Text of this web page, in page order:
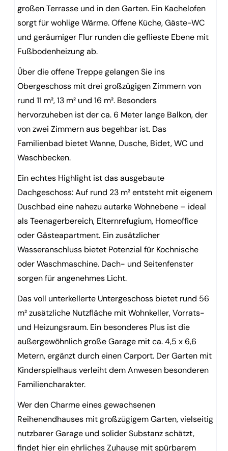
großen Terrasse und in den Garten. Ein Kachelofen
sorgt für wohlige Wärme. Offene Küche, Gäste-WC
und geräumiger Flur runden die geflieste Ebene mit
Fußbodenheizung ab.
Über die offene Treppe gelangen Sie ins
Obergeschoss mit drei großzügigen Zimmern von
rund 11 m², 13 m² und 16 m². Besonders
hervorzuheben ist der ca. 6 Meter lange Balkon, der
von zwei Zimmern aus begehbar ist. Das
Familienbad bietet Wanne, Dusche, Bidet, WC und
Waschbecken.
Ein echtes Highlight ist das ausgebaute
Dachgeschoss: Auf rund 23 m² entsteht mit eigenem
Duschbad eine nahezu autarke Wohnebene – ideal
als Teenagerbereich, Elternrefugium, Homeoffice
oder Gästeapartment. Ein zusätzlicher
Wasseranschluss bietet Potenzial für Kochnische
oder Waschmaschine. Dach- und Seitenfenster
sorgen für angenehmes Licht.
Das voll unterkellerte Untergeschoss bietet rund 56
m² zusätzliche Nutzfläche mit Wohnkeller, Vorrats-
und Heizungsraum. Ein besonderes Plus ist die
außergewöhnlich große Garage mit ca. 4,5 x 6,6
Metern, ergänzt durch einen Carport. Der Garten mit
Kinderspielhaus verleiht dem Anwesen besonderen
Familiencharakter.
Wer den Charme eines gewachsenen
Reihenendhauses mit großzügigem Garten, vielseitig
nutzbarer Garage und solider Substanz schätzt,
findet hier ein ehrliches Zuhause mit spürbarem